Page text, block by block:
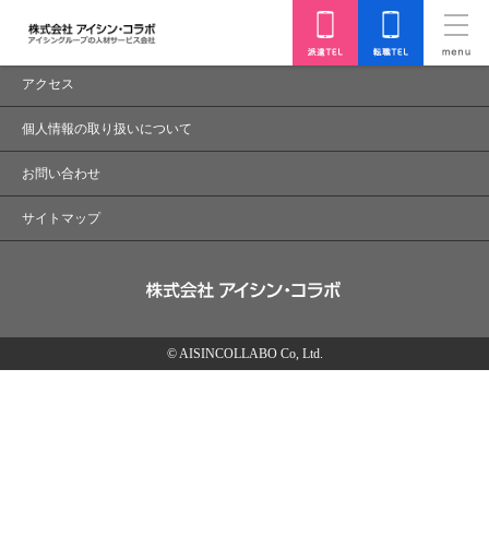
会社概要
アクセス
個人情報の取り扱いについて
お問い合わせ
サイトマップ
© AISINCOLLABO Co, Ltd.